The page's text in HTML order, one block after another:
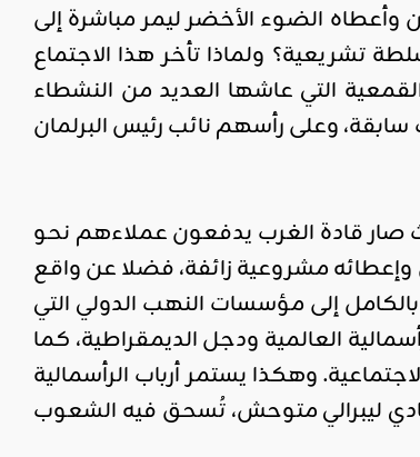
وأعطاه الضوء الأخضر ليمر مباشرة إلى
تشريعية؟ ولماذا تأخر هذا الاجتماع
التي عاشها العديد من النشطاء
وعلى رأسهم نائب رئيس البرلمان
صار قادة الغرب يدفعون عملاءهم نحو
مشروعية زائفة، فضلا عن واقع
إلى مؤسسات النهب الدولي التي
العالمية ودجل الديمقراطية، كما
وهكذا يستمر أرباب الرأسمالية
ليبرالي متوحش، تُسحق فيه الشعوب